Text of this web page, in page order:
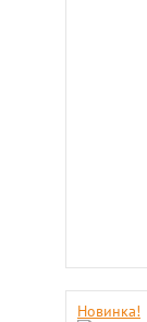
Новинка!